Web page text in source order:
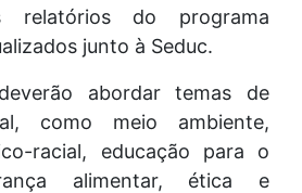
do programa
junto à Seduc.
abordar temas de
como meio ambiente,
racial, educação para o
alimentar, ética e